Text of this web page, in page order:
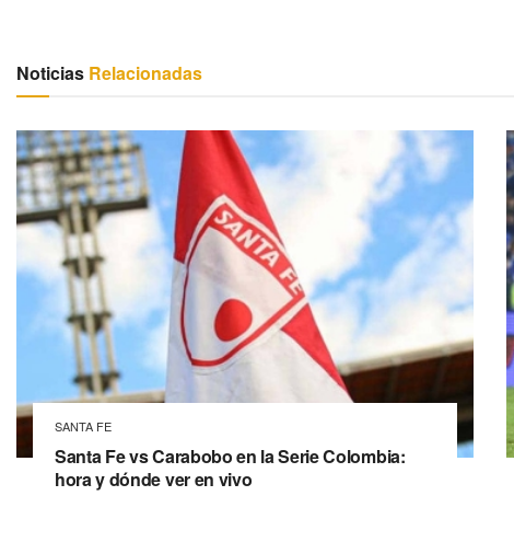
Noticias Relacionadas
SANTA FE
Santa Fe vs Carabobo en la Serie Colombia:
hora y dónde ver en vivo